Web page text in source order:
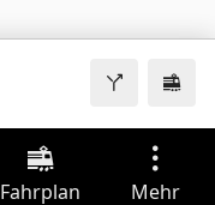
Fahrplan Mehr